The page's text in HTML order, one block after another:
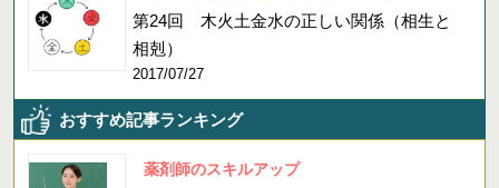
第24回 木火土金水の正しい関係（相生と
相剋）
2017/07/27
おすすめ記事ランキング
薬剤師のスキルアップ